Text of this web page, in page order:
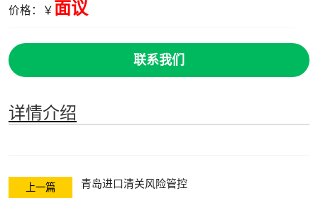
价格：￥ 面议
联系我们
详情介绍
上一篇 青岛进口清关风险管控